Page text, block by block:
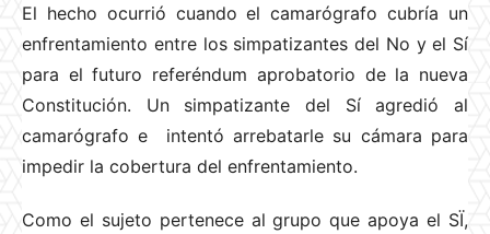
El hecho ocurrió cuando el camarógrafo cubría un
enfrentamiento entre los simpatizantes del No y el Sí
para el futuro referéndum aprobatorio de la nueva
Constitución. Un simpatizante del Sí agredió al
camarógrafo e intentó arrebatarle su cámara para
impedir la cobertura del enfrentamiento.
Como el sujeto pertenece al grupo que apoya el SÏ,